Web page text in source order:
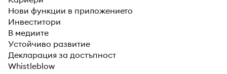
Нови функции в приложението
Инвеститори
В медиите
Устойчиво развитие
Декларация за достъпност
Whistleblow